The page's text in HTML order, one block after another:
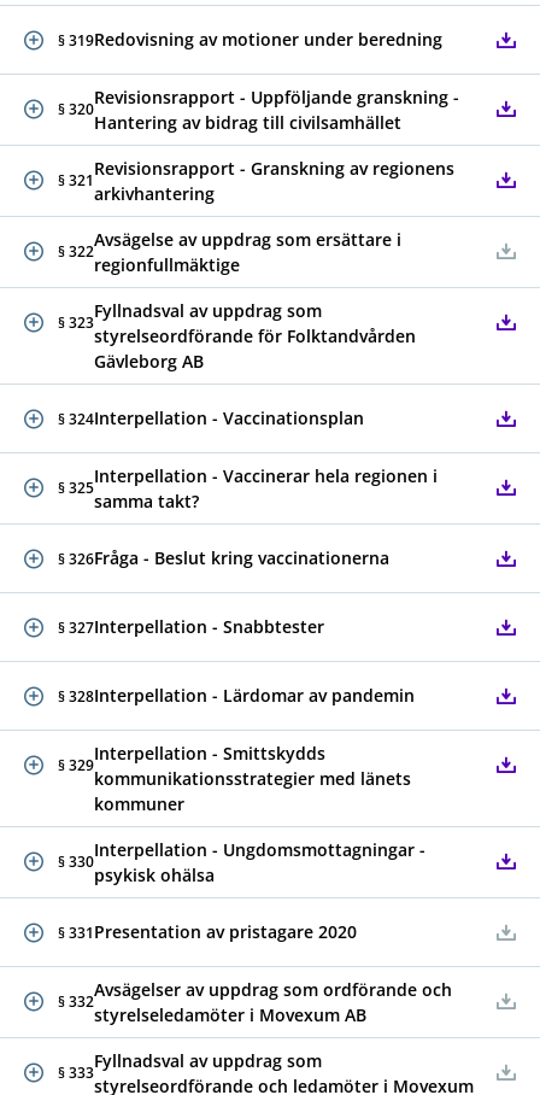
§ 319Redovisning av motioner under beredning
§ 320
Revisionsrapport - Uppföljande granskning -
Hantering av bidrag till civilsamhället
§ 321
Revisionsrapport - Granskning av regionens
arkivhantering
§ 322
Avsägelse av uppdrag som ersättare i
regionfullmäktige
§ 323
Fyllnadsval av uppdrag som
styrelseordförande för Folktandvården
Gävleborg AB
§ 324Interpellation - Vaccinationsplan
§ 325
Interpellation - Vaccinerar hela regionen i
samma takt?
§ 326Fråga - Beslut kring vaccinationerna
§ 327Interpellation - Snabbtester
§ 328Interpellation - Lärdomar av pandemin
§ 329
Interpellation - Smittskydds
kommunikationsstrategier med länets
kommuner
§ 330
Interpellation - Ungdomsmottagningar -
psykisk ohälsa
§ 331Presentation av pristagare 2020
§ 332
Avsägelser av uppdrag som ordförande och
styrelseledamöter i Movexum AB
§ 333
Fyllnadsval av uppdrag som
styrelseordförande och ledamöter i Movexum